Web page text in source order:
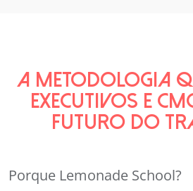
A METODOLOGIA
EXECUTIVOS E
FUTURO DO
Porque Lemonade School?